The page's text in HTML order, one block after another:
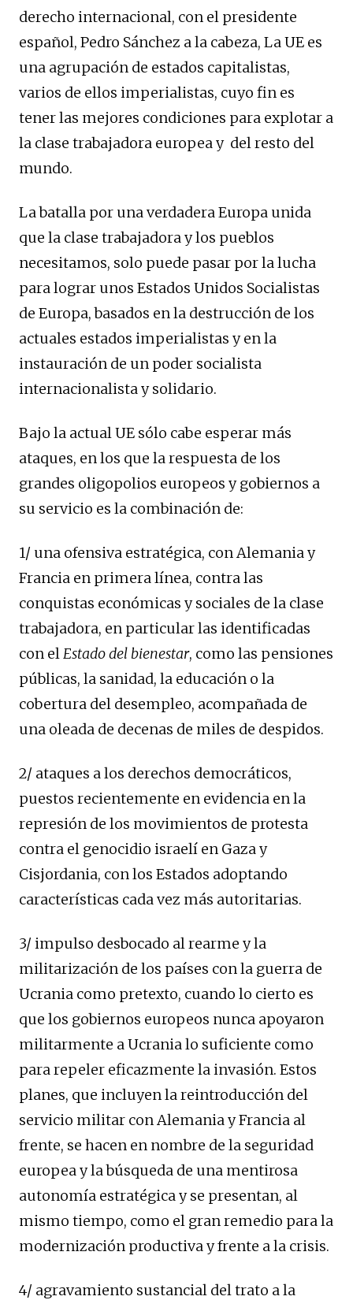
derecho internacional, con el presidente
español, Pedro Sánchez a la cabeza, La UE es
una agrupación de estados capitalistas,
varios de ellos imperialistas, cuyo fin es
tener las mejores condiciones para explotar a
la clase trabajadora europea y del resto del
mundo.
La batalla por una verdadera Europa unida
que la clase trabajadora y los pueblos
necesitamos, solo puede pasar por la lucha
para lograr unos Estados Unidos Socialistas
de Europa, basados en la destrucción de los
actuales estados imperialistas y en la
instauración de un poder socialista
internacionalista y solidario.
Bajo la actual UE sólo cabe esperar más
ataques, en los que la respuesta de los
grandes oligopolios europeos y gobiernos a
su servicio es la combinación de:
1/ una ofensiva estratégica, con Alemania y
Francia en primera línea, contra las
conquistas económicas y sociales de la clase
trabajadora, en particular las identificadas
con elEstado del bienestar, como las pensiones
públicas, la sanidad, la educación o la
cobertura del desempleo, acompañada de
una oleada de decenas de miles de despidos.
2/ ataques a los derechos democráticos,
puestos recientemente en evidencia en la
represión de los movimientos de protesta
contra el genocidio israelí en Gaza y
Cisjordania, con los Estados adoptando
características cada vez más autoritarias.
3/ impulso desbocado al rearme y la
militarización de los países con la guerra de
Ucrania como pretexto, cuando lo cierto es
que los gobiernos europeos nunca apoyaron
militarmente a Ucrania lo suficiente como
para repeler eficazmente la invasión. Estos
planes, que incluyen la reintroducción del
servicio militar con Alemania y Francia al
frente, se hacen en nombre de la seguridad
europea y la búsqueda de una mentirosa
autonomía estratégica y se presentan, al
mismo tiempo, como el gran remedio para la
modernización productiva y frente a la crisis.
4/ agravamiento sustancial del trato a la